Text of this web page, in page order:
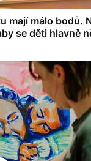
mají málo bodů.
se děti hlavně